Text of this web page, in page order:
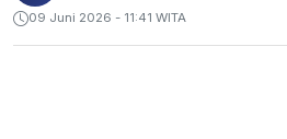
09 Juni 2026 - 11:41 WITA